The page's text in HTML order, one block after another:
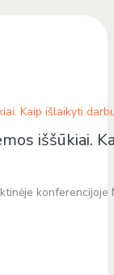
iššūkiai.